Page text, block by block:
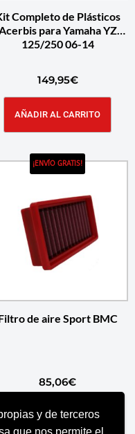
y de terceros
que nos permite el
Completo de Plásticos
Acerbis para Yamaha YZ
125/250 06-14
149,95€
AÑADIR AL CARRITO
¡ENVÍO GRATIS!
de aire Sport BMC
85,06€
AÑADIR AL CARRITO